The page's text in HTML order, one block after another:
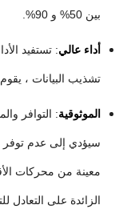
بين 50% و 90%.
أداء عالي
تشذيب البيانات ، يقوم RAID بتوزيع بيانات الإدخال / الإخراج إلى كل قرص عضو ، وبالتالي الحصول على أداء الإدخال / الإخراج المجمع الذي يزيد عدة مرات عن أداء قرص واحد.
الموثوقية